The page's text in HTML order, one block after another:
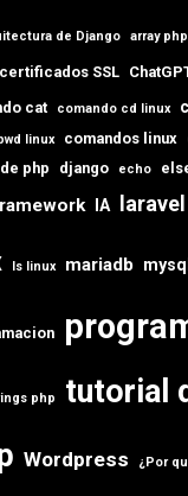
de Django array php
certificados SSL
cat comando cd linux
linux comandos linux
php django echo
IA laravel
ls linux mariadb mysql
php
tutorial
Wordpress ¿Por